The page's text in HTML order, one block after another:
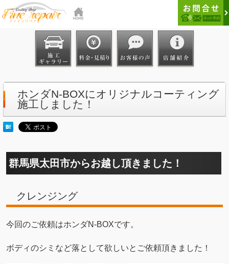
ホンダN-BOXにオリジナルコーティング
施工しました！
群馬県太田市からお越し頂きました！
クレンジング
今回のご依頼はホンダN-BOXです。
ボディのシミなど落として欲しいとご依頼頂きました！